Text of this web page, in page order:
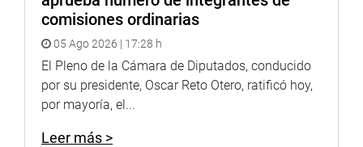
comisiones ordinarias
05 Ago 2026 | 17:28 h
El Pleno de la Cámara de Diputados, conducido
por su presidente, Oscar Reto Otero, ratificó hoy,
por mayoría, el...
Leer más >